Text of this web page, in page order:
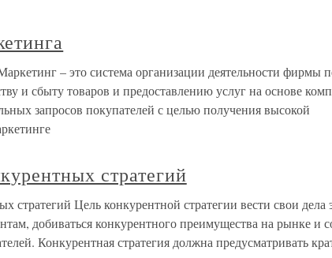
– это система организации деятельности фирмы
и сбыту товаров и предоставлению услуг на основе
запросов покупателей с целью получения высокой
стратегий
стратегий Цель конкурентной стратегии вести свои дела
добиваться конкурентного преимущества на рынке и
Конкурентная стратегия должна предусматривать